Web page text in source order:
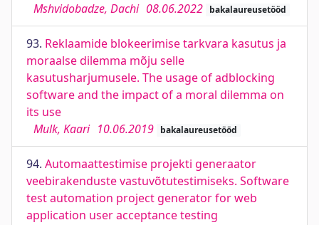
Mshvidobadze, Dachi 08.06.2022 bakalaureusetööd
93. Reklaamide blokeerimise tarkvara kasutus ja
moraalse dilemma mõju selle
kasutusharjumusele. The usage of adblocking
software and the impact of a moral dilemma on
its use
Mulk, Kaari 10.06.2019 bakalaureusetööd
94. Automaattestimise projekti generaator
veebirakenduste vastuvõtutestimiseks. Software
test automation project generator for web
application user acceptance testing